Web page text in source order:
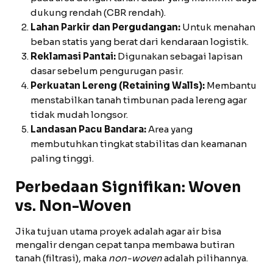
dukung rendah (CBR rendah).
Lahan Parkir dan Pergudangan: Untuk menahan
beban statis yang berat dari kendaraan logistik.
Reklamasi Pantai: Digunakan sebagai lapisan
dasar sebelum pengurugan pasir.
Perkuatan Lereng (Retaining Walls): Membantu
menstabilkan tanah timbunan pada lereng agar
tidak mudah longsor.
Landasan Pacu Bandara:Area yang
membutuhkan tingkat stabilitas dan keamanan
paling tinggi.
Perbedaan Signifikan: Woven
vs. Non-Woven
Jika tujuan utama proyek adalah agar air bisa
mengalir dengan cepat tanpa membawa butiran
tanah (filtrasi), maka non-wovenadalah pilihannya.